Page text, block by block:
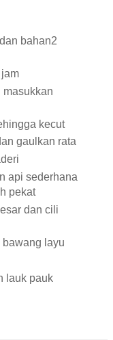
bahan2
masukkan
kecut
gaulkan rata
api sederhana
pekat
dan cili
bawang layu
lauk pauk